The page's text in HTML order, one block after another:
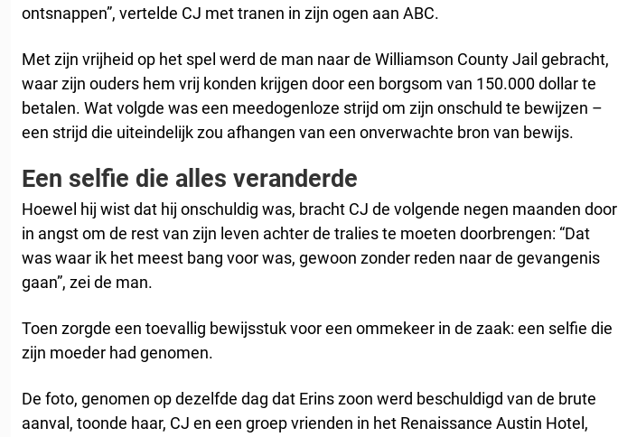
ontsnappen”, vertelde CJ met tranen in zijn ogen aan ABC.
Met zijn vrijheid op het spel werd de man naar de Williamson County Jail gebracht,
waar zijn ouders hem vrij konden krijgen door een borgsom van 150.000 dollar te
betalen. Wat volgde was een meedogenloze strijd om zijn onschuld te bewijzen –
een strijd die uiteindelijk zou afhangen van een onverwachte bron van bewijs.
Een selfie die alles veranderde
Hoewel hij wist dat hij onschuldig was, bracht CJ de volgende negen maanden door
in angst om de rest van zijn leven achter de tralies te moeten doorbrengen: “Dat
was waar ik het meest bang voor was, gewoon zonder reden naar de gevangenis
gaan”, zei de man.
Toen zorgde een toevallig bewijsstuk voor een ommekeer in de zaak: een selfie die
zijn moeder had genomen.
De foto, genomen op dezelfde dag dat Erins zoon werd beschuldigd van de brute
aanval, toonde haar, CJ en een groep vrienden in het Renaissance Austin Hotel,